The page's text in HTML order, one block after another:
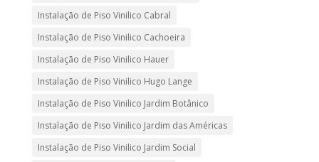
Instalação de Piso Vinilico Cabral
Instalação de Piso Vinilico Cachoeira
Instalação de Piso Vinilico Hauer
Instalação de Piso Vinilico Hugo Lange
Instalação de Piso Vinilico Jardim Botânico
Instalação de Piso Vinilico Jardim das Américas
Instalação de Piso Vinilico Jardim Social